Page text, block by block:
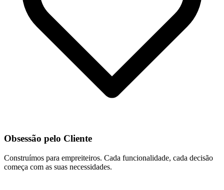
Obsessão pelo Cliente
Construímos para empreiteiros. Cada funcionalidade, cada decisão
começa com as suas necessidades.